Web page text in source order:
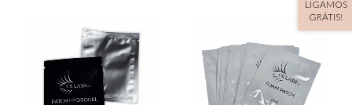
LIGAMOS
GRÁTIS!